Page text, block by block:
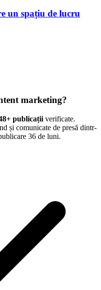
un spațiu de lucru
marketing?
+ publicații verificate.
și comunicate de presă dintr-
36 de luni.